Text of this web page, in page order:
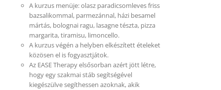
A kurzus menüje: olasz paradicsomleves friss
bazsalikommal, parmezánnal, házi besamel
mártás, bolognai ragu, lasagne tészta, pizza
margarita, tiramisu, limoncello.
A kurzus végén a helyben elkészített ételeket
közösen el is fogyasztjátok.
Az EASE Therapy elsősorban azért jött létre,
hogy egy szakmai stáb segítségével
kiegészülve segíthessen azoknak, akik